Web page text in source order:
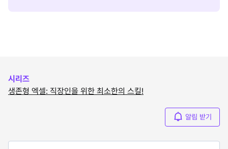
시리즈
생존형 엑셀: 직장인을 위한 최소한의 스킬!
알림 받기